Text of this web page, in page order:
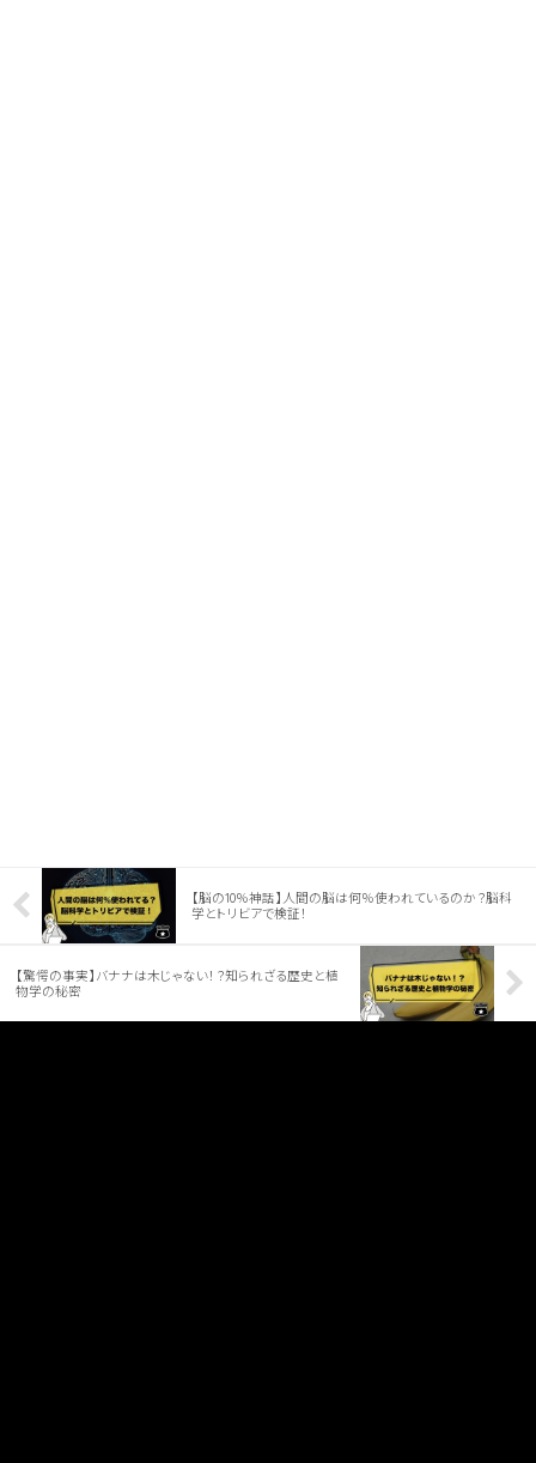
【脳の10％神話】人間の脳は何％使われているのか？脳科
学とトリビアで検証！
【驚愕の事実】バナナは木じゃない！？知られざる歴史と植
物学の秘密